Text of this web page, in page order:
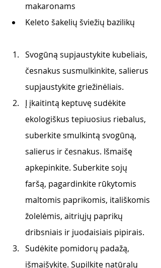
makaronams
Keleto šakelių šviežių bazilikų
Svogūną supjaustykite kubeliais,
česnakus susmulkinkite, salierus
supjaustykite griežinėliais.
Į įkaitintą keptuvę sudėkite
ekologiškus tepiuosius riebalus,
suberkite smulkintą svogūną,
salierus ir česnakus. Išmaišę
apkepinkite. Suberkite sojų
faršą, pagardinkite rūkytomis
maltomis paprikomis, itališkomis
žolelėmis, aitriųjų paprikų
dribsniais ir juodaisiais pipirais.
Sudėkite pomidorų padažą,
išmaišykite. Supilkite natūralų